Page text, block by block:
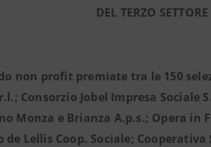
DEL TERZO SETTORE
non profit premiate tra le 150
Consorzio Jobel Impresa Sociale
Monza e Brianza A.p.s.; Opera in
de Lellis Coop. Sociale;